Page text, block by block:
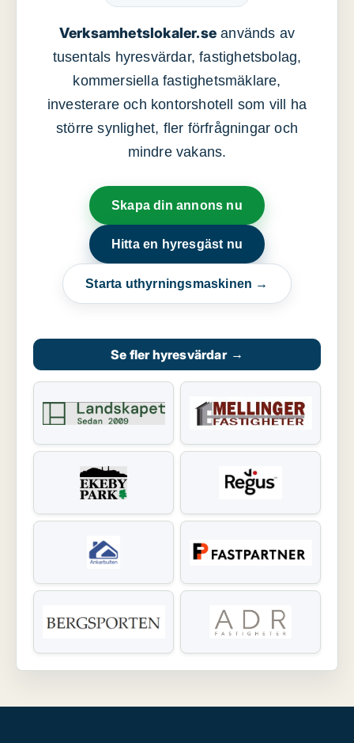
Verksamhetslokaler.se används av
tusentals hyresvärdar, fastighetsbolag,
kommersiella fastighetsmäklare,
investerare och kontorshotell som vill ha
större synlighet, fler förfrågningar och
mindre vakans.
Skapa din annons nu
Hitta en hyresgäst nu
Starta uthyrningsmaskinen →
Se fler hyresvärdar →